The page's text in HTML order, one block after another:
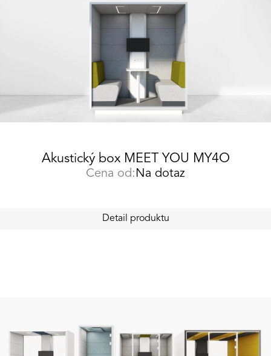
Akustický box MEET YOU MY4O
Cena od: Na dotaz
Detail produktu